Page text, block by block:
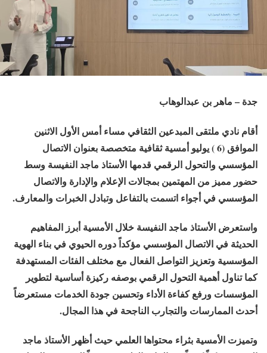
جدة – ماهر بن عبدالوهاب
أقام نادي ملتقى المبدعين الثقافي مساء أمس الأول الاثنين
الموافق (6 ) يوليو أمسية ثقافية متخصصة بعنوان الاتصال
المؤسسي والتحول الرقمي قدمها الأستاذ ماجد النفيسة وسط
حضور مميز من المهتمين بمجالات الإعلام والإدارة والاتصال
المؤسسي في أجواء اتسمت بالتفاعل وتبادل الخبرات والمعارف.
واستعرض الأستاذ ماجد النفيسة خلال الأمسية أبرز المفاهيم
الحديثة في الاتصال المؤسسي مؤكداً دوره الحيوي في بناء الهوية
المؤسسية وتعزيز التواصل الفعال مع مختلف الفئات المستهدفة
كما تناول أهمية التحول الرقمي بوصفه ركيزة أساسية لتطوير
المؤسسات ورفع كفاءة الأداء وتحسين جودة الخدمات مستعرضاً
أحدث الممارسات والتجارب الناجحة في هذا المجال.
وتميزت الأمسية بثراء محتواها العلمي حيث أظهر الأستاذ ماجد